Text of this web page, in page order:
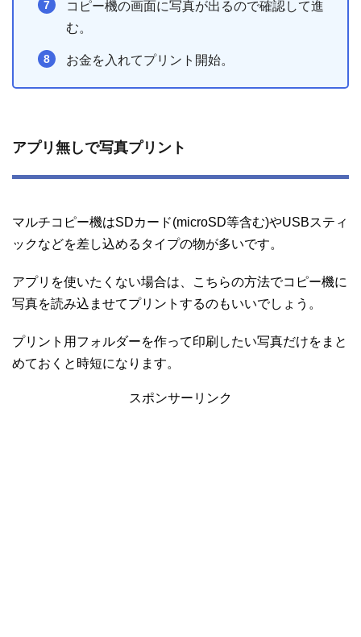
コピー機の画面に写真が出るので確認して進
む。
お金を入れてプリント開始。
アプリ無しで写真プリント
マルチコピー機はSDカード(microSD等含む)やUSBスティ
ックなどを差し込めるタイプの物が多いです。
アプリを使いたくない場合は、こちらの方法でコピー機に
写真を読み込ませてプリントするのもいいでしょう。
プリント用フォルダーを作って印刷したい写真だけをまと
めておくと時短になります。
スポンサーリンク